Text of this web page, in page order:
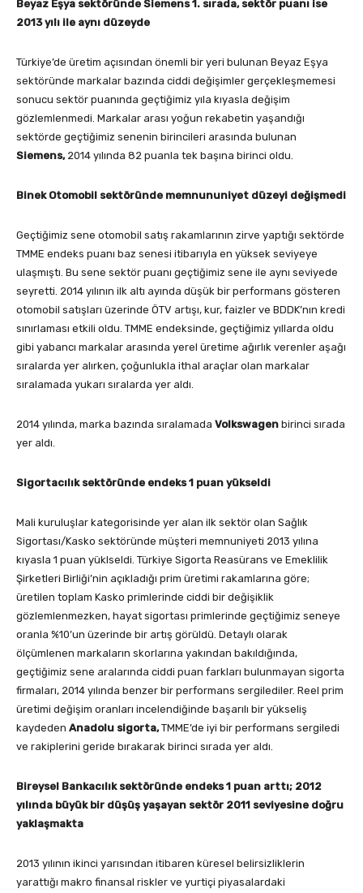
Beyaz Eşya sektöründe Siemens 1. sırada, sektör puanı ise
2013 yılı ile aynı düzeyde
Türkiye’de üretim açısından önemli bir yeri bulunan Beyaz Eşya
sektöründe markalar bazında ciddi değişimler gerçekleşmemesi
sonucu sektör puanında geçtiğimiz yıla kıyasla değişim
gözlemlenmedi. Markalar arası yoğun rekabetin yaşandığı
sektörde geçtiğimiz senenin birincileri arasında bulunan
Siemens, 2014 yılında 82 puanla tek başına birinci oldu.
Binek Otomobil sektöründe memnununiyet düzeyi değişmedi
Geçtiğimiz sene otomobil satış rakamlarının zirve yaptığı sektörde
TMME endeks puanı baz senesi itibarıyla en yüksek seviyeye
ulaşmıştı. Bu sene sektör puanı geçtiğimiz sene ile aynı seviyede
seyretti. 2014 yılının ilk altı ayında düşük bir performans gösteren
otomobil satışları üzerinde ÖTV artışı, kur, faizler ve BDDK’nın kredi
sınırlaması etkili oldu. TMME endeksinde, geçtiğimiz yıllarda oldu
gibi yabancı markalar arasında yerel üretime ağırlık verenler aşağı
sıralarda yer alırken, çoğunlukla ithal araçlar olan markalar
sıralamada yukarı sıralarda yer aldı.
2014 yılında, marka bazında sıralamada Volkswagen birinci sırada
yer aldı.
Sigortacılık sektöründe endeks 1 puan yükseldi
Mali kuruluşlar kategorisinde yer alan ilk sektör olan Sağlık
Sigortası/Kasko sektöründe müşteri memnuniyeti 2013 yılına
kıyasla 1 puan yüklseldi. Türkiye Sigorta Reasürans ve Emeklilik
Şirketleri Birliği’nin açıkladığı prim üretimi rakamlarına göre;
üretilen toplam Kasko primlerinde ciddi bir değişiklik
gözlemlenmezken, hayat sigortası primlerinde geçtiğimiz seneye
oranla %10’un üzerinde bir artış görüldü. Detaylı olarak
ölçümlenen markaların skorlarına yakından bakıldığında,
geçtiğimiz sene aralarında ciddi puan farkları bulunmayan sigorta
firmaları, 2014 yılında benzer bir performans sergilediler. Reel prim
üretimi değişim oranları incelendiğinde başarılı bir yükseliş
kaydeden Anadolu sigorta,TMME’de iyi bir performans sergiledi
ve rakiplerini geride bırakarak birinci sırada yer aldı.
Bireysel Bankacılık sektöründe endeks 1 puan arttı; 2012
yılında büyük bir düşüş yaşayan sektör 2011 seviyesine doğru
yaklaşmakta
2013 yılının ikinci yarısından itibaren küresel belirsizliklerin
yarattığı makro finansal riskler ve yurtiçi piyasalardaki